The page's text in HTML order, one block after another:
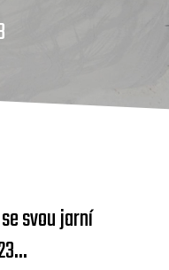
svou jarní